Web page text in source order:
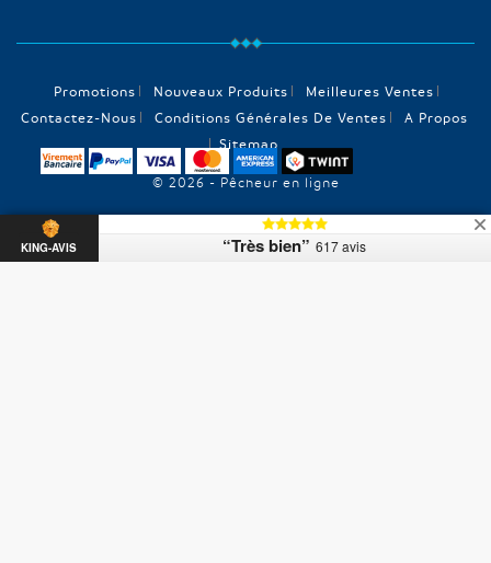
Promotions Nouveaux Produits
Meilleures Ventes
Contactez-Nous
Conditions Générales De Ventes
A Propos
Sitemap
© 2026 - Pêcheur en ligne
KING-AVIS “Très bien” 617 avis